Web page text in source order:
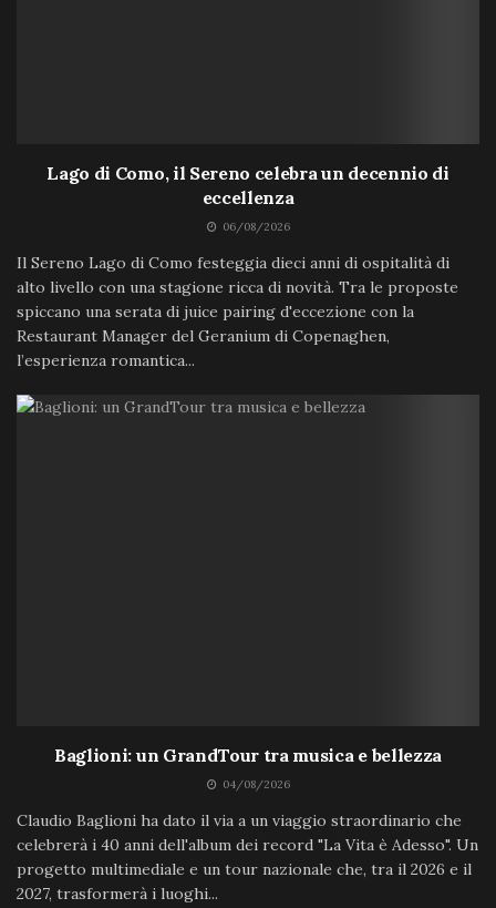
Lago di Como, il Sereno celebra un decennio di
eccellenza
06/08/2026
Il Sereno Lago di Como festeggia dieci anni di ospitalità di
alto livello con una stagione ricca di novità. Tra le proposte
spiccano una serata di juice pairing d'eccezione con la
Restaurant Manager del Geranium di Copenaghen,
l’esperienza romantica...
Baglioni: un GrandTour tra musica e bellezza
04/08/2026
Claudio Baglioni ha dato il via a un viaggio straordinario che
celebrerà i 40 anni dell'album dei record "La Vita è Adesso". Un
progetto multimediale e un tour nazionale che, tra il 2026 e il
2027, trasformerà i luoghi...